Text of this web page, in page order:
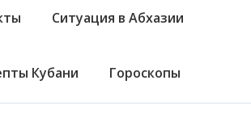
Ситуация в Абхазии
Кубани Гороскопы